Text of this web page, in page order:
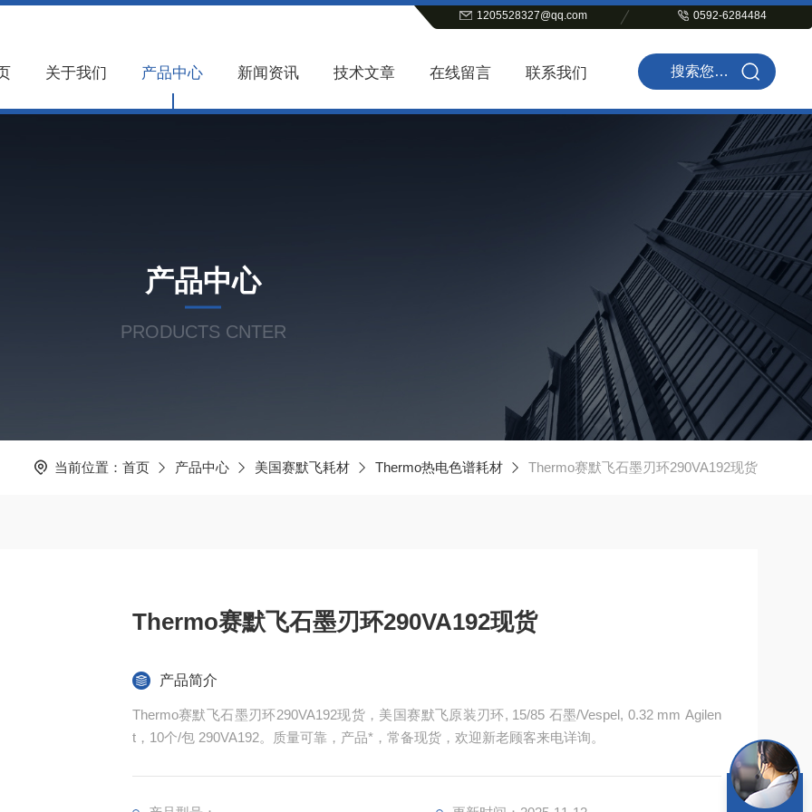
1205528327@qq.com 0592-6284484
关于我们 产品中心 新闻资讯 技术文章 在线留言 联系我们
产品中心
PRODUCTS CNTER
当前位置： 首页 产品中心 美国赛默飞耗材 Thermo热电色谱耗材 Thermo赛默飞石墨刃环290VA192现货
Thermo赛默飞石墨刃环290VA192现货
产品简介
Thermo赛默飞石墨刃环290VA192现货，美国赛默飞原装刃环, 15/85 石墨/Vespel, 0.32 mm Agilen
t，10个/包 290VA192。质量可靠，产品*，常备现货，欢迎新老顾客来电详询。